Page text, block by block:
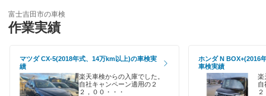
南アルプス市
南巨摩郡
南都留郡
120分以内の車検
夜間受付
整備保証
安心WE！車検
閉じる
富士吉田市の車検
作業実績
マツダ CX-5(2018年式、14万km以上)の車検実
績
楽天車検からの入庫でした。
自社キャンペーン適用の２
２，００・・・
ホンダ N BOX+(2016
車検実績
楽
自